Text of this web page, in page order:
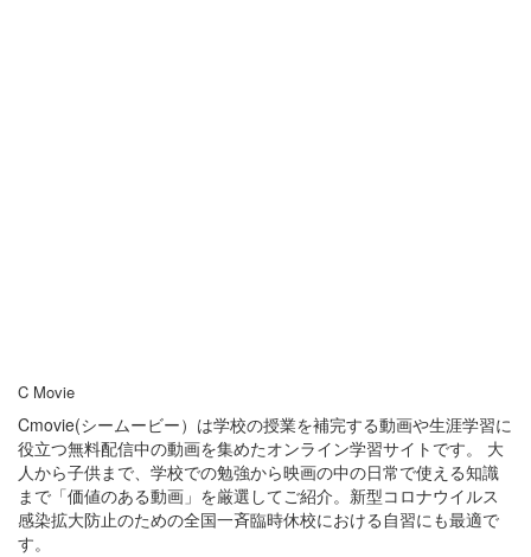
C Movie
Cmovie(シームービー）は学校の授業を補完する動画や生涯学習に
役立つ無料配信中の動画を集めたオンライン学習サイトです。 大
人から子供まで、学校での勉強から映画の中の日常で使える知識
まで「価値のある動画」を厳選してご紹介。新型コロナウイルス
感染拡大防止のための全国一斉臨時休校における自習にも最適で
す。